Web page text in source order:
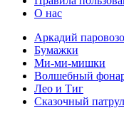
О нас
Аркадий
Бумажки
Ми-ми-мишки
Волшебный
Лео и Тиг
Сказочный